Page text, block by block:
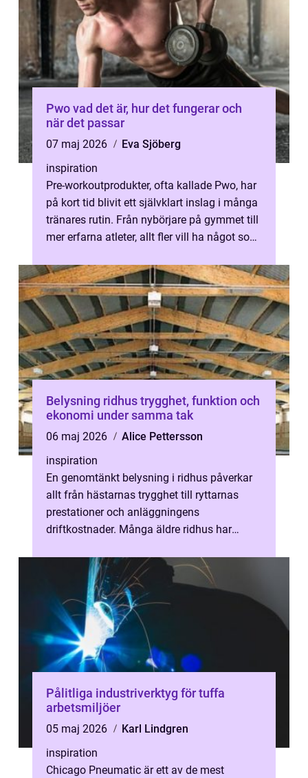
Pwo vad det är, hur det fungerar och
när det passar
07 maj 2026
Eva Sjöberg
inspiration
Pre-workoutprodukter, ofta kallade Pwo, har
på kort tid blivit ett självklart inslag i många
tränares rutin. Från nybörjare på gymmet till
mer erfarna atleter, allt fler vill ha något som
Belysning ridhus trygghet, funktion och
ekonomi under samma tak
06 maj 2026
Alice Pettersson
inspiration
En genomtänkt belysning i ridhus påverkar
allt från hästarnas trygghet till ryttarnas
prestationer och anläggningens
driftkostnader. Många äldre ridhus har
Pålitliga industriverktyg för tuffa
arbetsmiljöer
05 maj 2026
Karl Lindgren
inspiration
Chicago Pneumatic är ett av de mest